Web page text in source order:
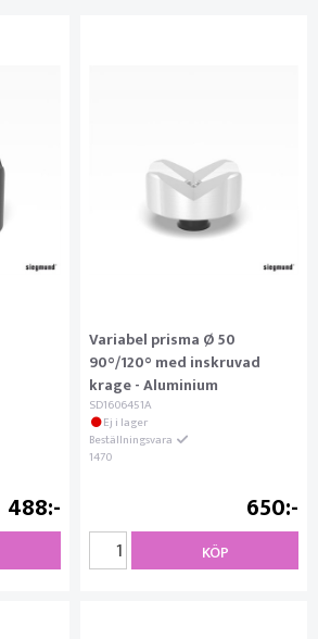
488
Variabel prisma Ø 50
90°/120° med inskruvad
krage - Aluminium
SD1606451A
Ej i lager
Beställningsvara
1470
650
KÖP